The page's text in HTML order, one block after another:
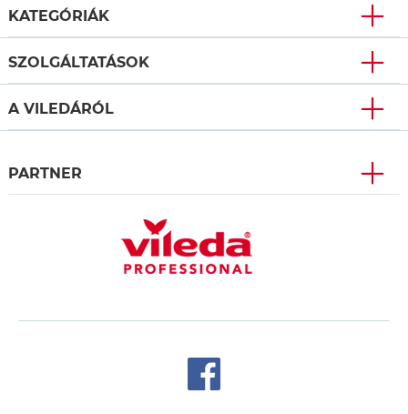
KATEGÓRIÁK
SZOLGÁLTATÁSOK
A VILEDÁRÓL
PARTNER